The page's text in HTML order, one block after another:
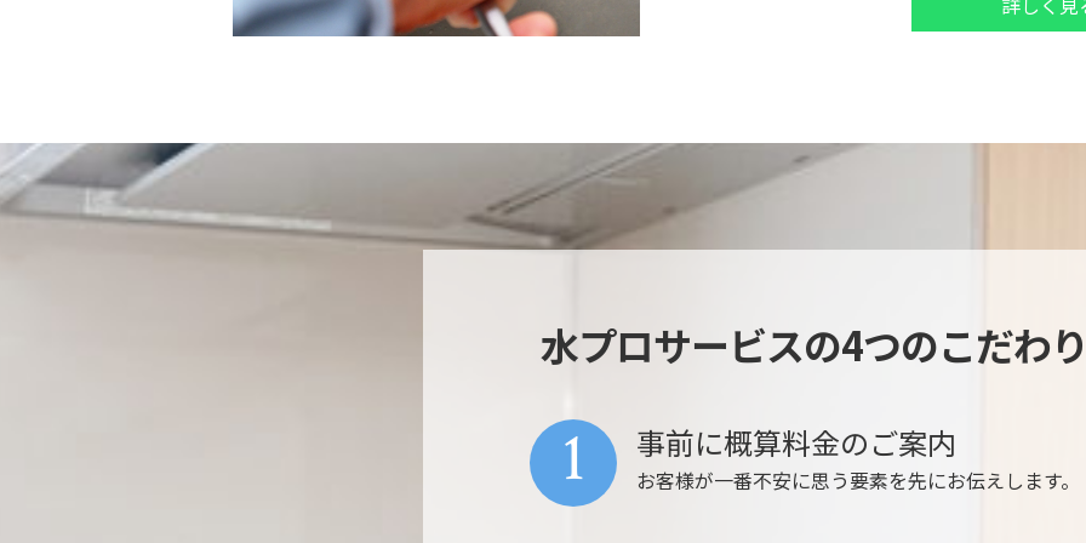
水プロサービスの4つのこだわ
事前に概算料金のご案内
お客様が一番不安に思う要素を先にお伝えします。
1